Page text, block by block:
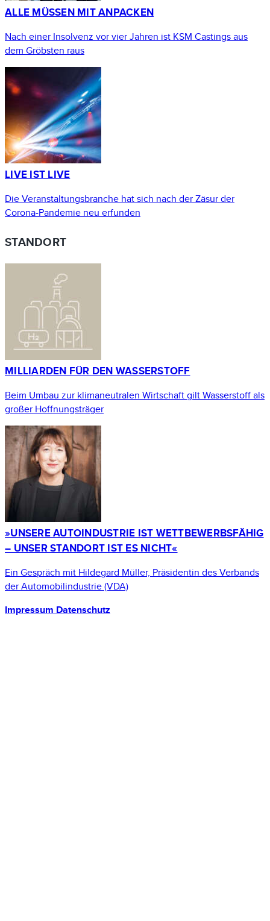
ALLE MÜSSEN MIT ANPACKEN
Nach einer Insolvenz vor vier Jahren ist KSM Castings aus
dem Gröbsten raus
LIVE IST LIVE
Die Veranstaltungsbranche hat sich nach der Zäsur der
Corona-Pandemie neu erfunden
STANDORT
MILLIARDEN FÜR DEN WASSERSTOFF
Beim Umbau zur klimaneutralen Wirtschaft gilt Wasserstoff als
großer Hoffnungsträger
»UNSERE AUTOINDUSTRIE IST WETTBEWERBSFÄHIG
– UNSER STANDORT IST ES NICHT«
Ein Gespräch mit Hildegard Müller, Präsidentin des Verbands
der Automobilindustrie (VDA)
Impressum Datenschutz